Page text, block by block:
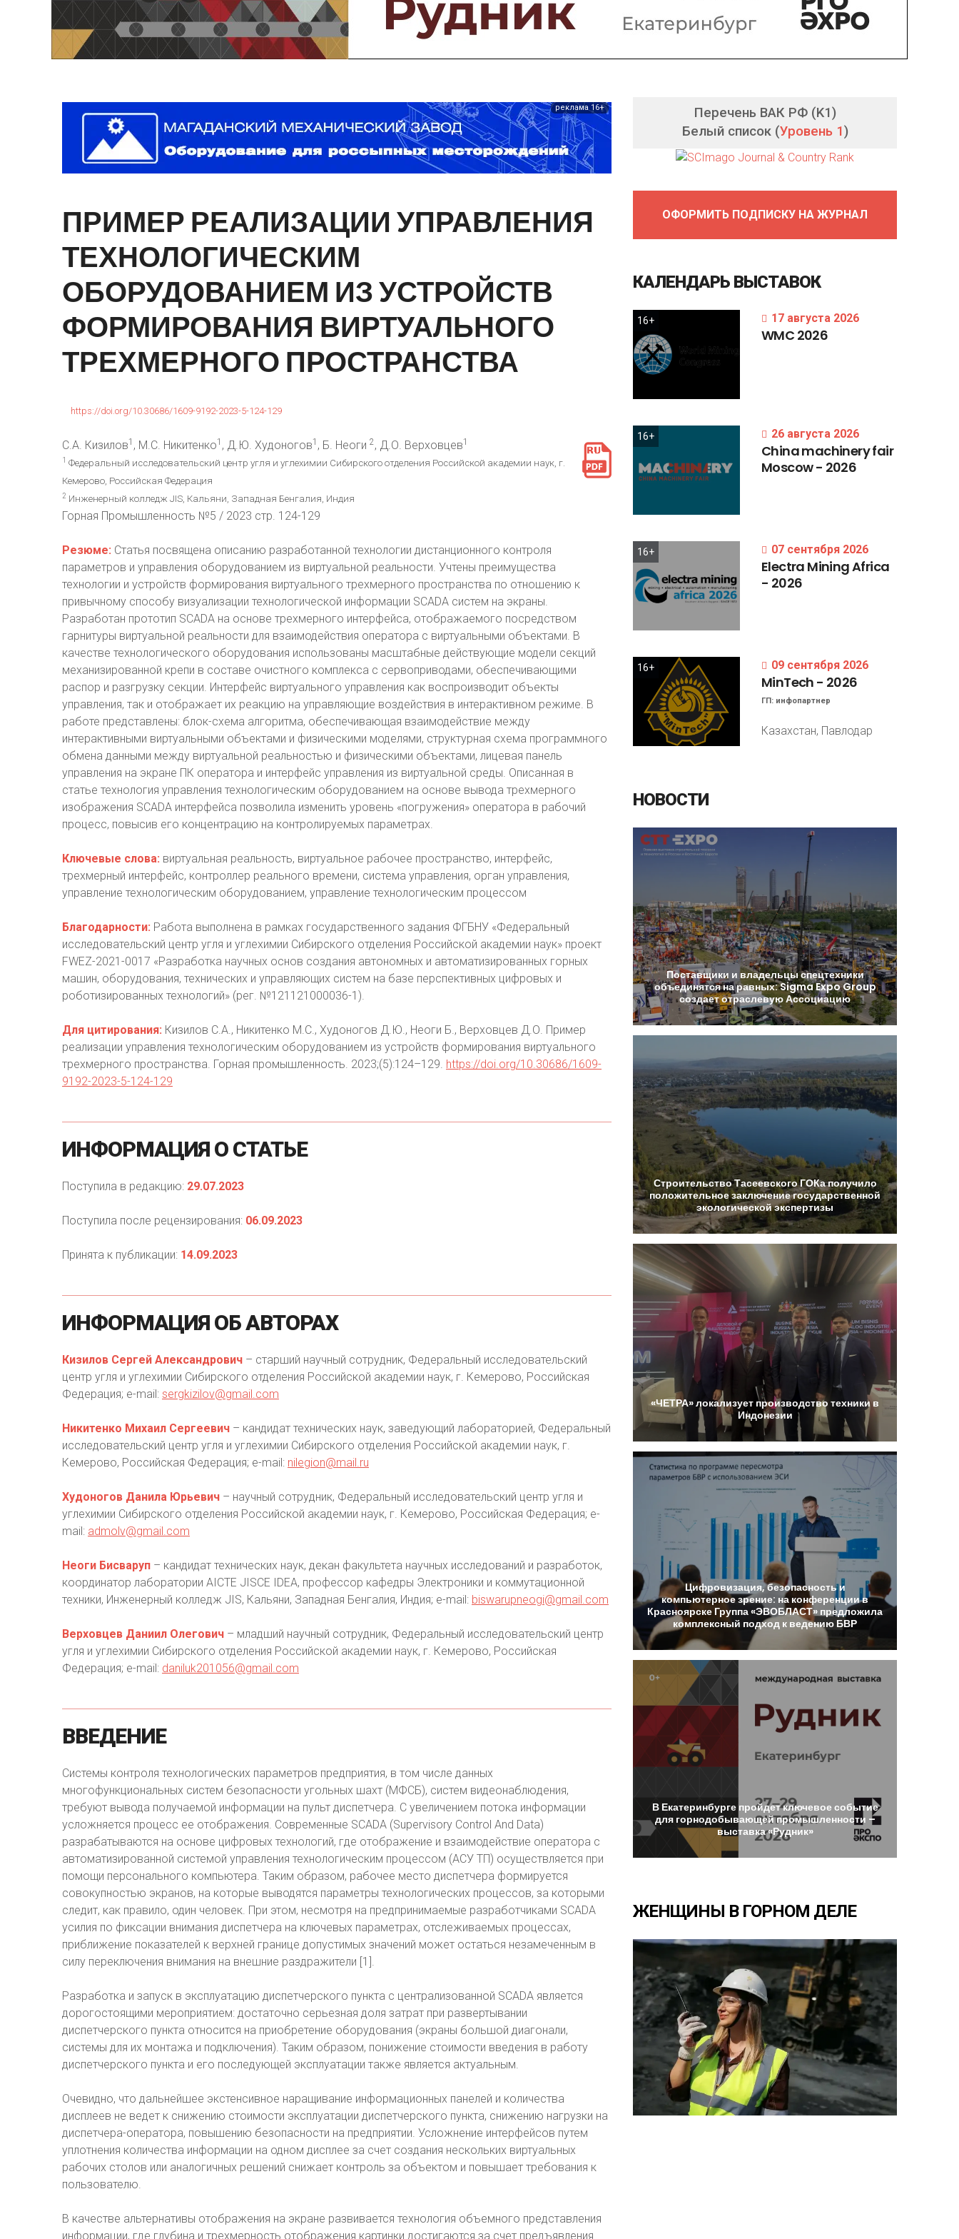
Предприятия и компании
Интервью
Выставки, Конференции
реклама 16+
ПРИМЕРРЕАЛИЗАЦИИУПРАВЛЕНИЯ
ТЕХНОЛОГИЧЕСКИМ
ОБОРУДОВАНИЕМ ИЗУСТРОЙСТВ
ФОРМИРОВАНИЯ ВИРТУАЛЬНОГО
ТРЕХМЕРНОГОПРОСТРАНСТВА
https://doi.org/10.30686/1609-9192-2023-5-124-129
С.А. Кизилов1 , М.С. Никитенко1 , Д.Ю. Худоногов1 , Б. Неоги 2, Д.О. Верховцев1
1 Федеральный исследовательский центр угля и углехимии Сибирского отделения Российской академии наук, г.
Кемерово, Российская Федерация
2 Инженерный колледж JIS, Кальяни, Западная Бенгалия, Индия
Горная Промышленность №5 / 2023 стр. 124-129
Резюме: Статья посвящена описанию разработанной технологии дистанционного контроля
параметров и управления оборудованием из виртуальной реальности. Учтены преимущества
технологии и устройств формирования виртуального трехмерного пространства по отношению к
привычному способу визуализации технологической информации SCADA систем на экраны.
Разработан прототип SCADA на основе трехмерного интерфейса, отображаемого посредством
гарнитуры виртуальной реальности для взаимодействия оператора с виртуальными объектами. В
качестве технологического оборудования использованы масштабные действующие модели секций
механизированной крепи в составе очистного комплекса с сервоприводами, обеспечивающими
распор и разгрузку секции. Интерфейс виртуального управления как воспроизводит объекты
управления, так и отображает их реакцию на управляющие воздействия в интерактивном режиме. В
работе представлены: блок-схема алгоритма, обеспечивающая взаимодействие между
интерактивными виртуальными объектами и физическими моделями, структурная схема программного
обмена данными между виртуальной реальностью и физическими объектами, лицевая панель
управления на экране ПК оператора и интерфейс управления из виртуальной среды. Описанная в
статье технология управления технологическим оборудованием на основе вывода трехмерного
изображения SCADA интерфейса позволила изменить уровень «погружения» оператора в рабочий
процесс, повысив его концентрацию на контролируемых параметрах.
Ключевые слова: виртуальная реальность, виртуальное рабочее пространство, интерфейс,
трехмерный интерфейс, контроллер реального времени, система управления, орган управления,
управление технологическим оборудованием, управление технологическим процессом
Благодарности: Работа выполнена в рамках государственного задания ФГБНУ «Федеральный
исследовательский центр угля и углехимии Сибирского отделения Российской академии наук» проект
FWEZ-2021-0017 «Разработка научных основ создания автономных и автоматизированных горных
машин, оборудования, технических и управляющих систем на базе перспективных цифровых и
роботизированных технологий» (рег. №121121000036-1).
Для цитирования: Кизилов С.А., Никитенко М.С., Худоногов Д.Ю., Неоги Б., Верховцев Д.О. Пример
реализации управления технологическим оборудованием из устройств формирования виртуального
трехмерного пространства. Горная промышленность. 2023;(5):124–129. https://doi.org/10.30686/1609-
9192-2023-5-124-129
ИНФОРМАЦИЯ О СТАТЬЕ
Поступила в редакцию: 29.07.2023
Поступила после рецензирования: 06.09.2023
Принята к публикации: 14.09.2023
ИНФОРМАЦИЯ ОБАВТОРАХ
Кизилов Сергей Александрович – старший научный сотрудник, Федеральный исследовательский
центр угля и углехимии Сибирского отделения Российской академии наук, г. Кемерово, Российская
Федерация; e-mail: sergkizilov@gmail.com
Никитенко Михаил Сергеевич – кандидат технических наук, заведующий лабораторией, Федеральный
исследовательский центр угля и углехимии Сибирского отделения Российской академии наук, г.
Кемерово, Российская Федерация; e-mail: nilegion@mail.ru
Худоногов Данила Юрьевич – научный сотрудник, Федеральный исследовательский центр угля и
углехимии Сибирского отделения Российской академии наук, г. Кемерово, Российская Федерация; e-
mail: admolv@gmail.com
Неоги Бисваруп – кандидат технических наук, декан факультета научных исследований и разработок,
координатор лаборатории AICTE JISCE IDEA, профессор кафедры Электроники и коммутационной
техники, Инженерный колледж JIS, Кальяни, Западная Бенгалия, Индия; e-mail: biswarupneogi@gmail.com
Верховцев Даниил Олегович – младший научный сотрудник, Федеральный исследовательский центр
угля и углехимии Сибирского отделения Российской академии наук, г. Кемерово, Российская
Федерация; e-mail: daniluk201056@gmail.com
ВВЕДЕНИЕ
Системы контроля технологических параметров предприятия, в том числе данных
многофункциональных систем безопасности угольных шахт (МФСБ), систем видеонаблюдения,
требуют вывода получаемой информации на пульт диспетчера. С увеличением потока информации
усложняется процесс ее отображения. Современные SCADA (Supervisory Control And Data)
разрабатываются на основе цифровых технологий, где отображение и взаимодействие оператора с
автоматизированной системой управления технологическим процессом (АСУ ТП) осуществляется при
помощи персонального компьютера. Таким образом, рабочее место диспетчера формируется
совокупностью экранов, на которые выводятся параметры технологических процессов, за которыми
следит, как правило, один человек. При этом, несмотря на предпринимаемые разработчиками SCADA
усилия по фиксации внимания диспетчера на ключевых параметрах, отслеживаемых процессах,
приближение показателей к верхней границе допустимых значений может остаться незамеченным в
силу переключения внимания на внешние раздражители [1].
Разработка и запуск в эксплуатацию диспетчерского пункта с централизованной SCADA является
дорогостоящими мероприятием: достаточно серьезная доля затрат при развертывании
диспетчерского пункта относится на приобретение оборудования (экраны большой диагонали,
системы для их монтажа и подключения). Таким образом, понижение стоимости введения в работу
диспетчерского пункта и его последующей эксплуатации также является актуальным.
Очевидно, что дальнейшее экстенсивное наращивание информационных панелей и количества
дисплеев не ведет к снижению стоимости эксплуатации диспетчерского пункта, снижению нагрузки на
диспетчера-оператора, повышению безопасности на предприятии. Усложнение интерфейсов путем
уплотнения количества информации на одном дисплее за счет создания нескольких виртуальных
рабочих столов или аналогичных решений снижает контроль за объектом и повышает требования к
пользователю.
В качестве альтернативы отображения на экране развивается технология объемного представления
информации, где глубина и трехмерность отображения картинки достигаются за счет предъявления
Перечень ВАК РФ (K1)
Белый список (Уровень 1)
ОФОРМИТЬ ПОДПИСКУ НА ЖУРНАЛ
КАЛЕНДАРЬ ВЫСТАВОК
16+ 17 августа 2026
WMC 2026
16+ 26 августа 2026
Chinamachineryfair
Moscow- 2026
16+ 07 сентября 2026
Electra MiningAfrica
- 2026
16+ 09 сентября 2026
MinTech - 2026
ГП: инфопартнер
Казахстан, Павлодар
НОВОСТИ
Поставщики и владельцыспецтехники
объединятсянаравных:SigmaExpoGroup
создаетотраслевуюАссоциацию
СтроительствоТасеевскогоГОКаполучило
положительноезаключениегосударственной
экологическойэкспертизы
«ЧЕТРА»локализует производство техникив
Индонезии
Цифровизация,безопасностьи
компьютерноезрение: на конференциив
Красноярске Группа«ЭВОБЛАСТ» предложила
комплексный подход к ведению БВР
В Екатеринбурге пройдетключевоесобытие
для горнодобывающейпромышленности –
выставка«Рудник»
ЖЕНЩИНЫ В ГОРНОМ ДЕЛЕ